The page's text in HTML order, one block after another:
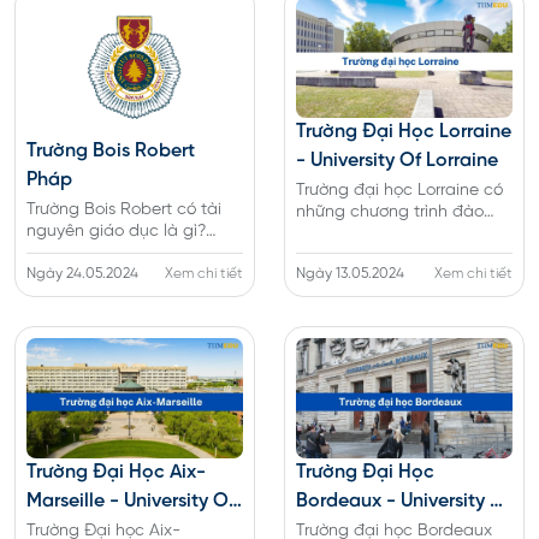
viên quốc tế.
hướng tương lai cho bản
thân.
Trường Bois Robert
Pháp
Trường Bois Robert có tài
nguyên giáo dục là gì?
Tham khảo ngay tất tần
tật mọi thông tin chi tiết về
Trường Bois Robert
Ngày 24.05.2024 Xem chi tiết
Trường Đại Học Lorraine
- University Of Lorraine
Trường đại học Lorraine có
những chương trình đào
tin về ưu điểm, chi phí, điều
kiện cũng như cơ hội việc
làm tại trường Lorraine
Ngày 13.05.2024 Xem chi tiết
Trường Đại Học Aix-
Marseille - University Of
Aix Marseille
Trường Đại học Aix-
Trường Đại Học
Bordeaux - University Of
Bordeaux
Trường đại học Bordeaux